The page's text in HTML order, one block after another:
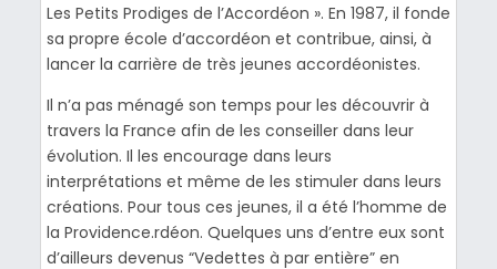
Les Petits Prodiges de l’Accordéon ». En 1987, il fonde
sa propre école d’accordéon et contribue, ainsi, à
lancer la carrière de très jeunes accordéonistes.
Il n’a pas ménagé son temps pour les découvrir à
travers la France afin de les conseiller dans leur
évolution. Il les encourage dans leurs
interprétations et même de les stimuler dans leurs
créations. Pour tous ces jeunes, il a été l’homme de
la Providence.rdéon. Quelques uns d’entre eux sont
d’ailleurs devenus “Vedettes à par entière” en